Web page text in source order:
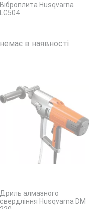
Віброплита Husqvarna
LG504
немає в наявності
Дриль алмазного
свердління Husqvarna DM